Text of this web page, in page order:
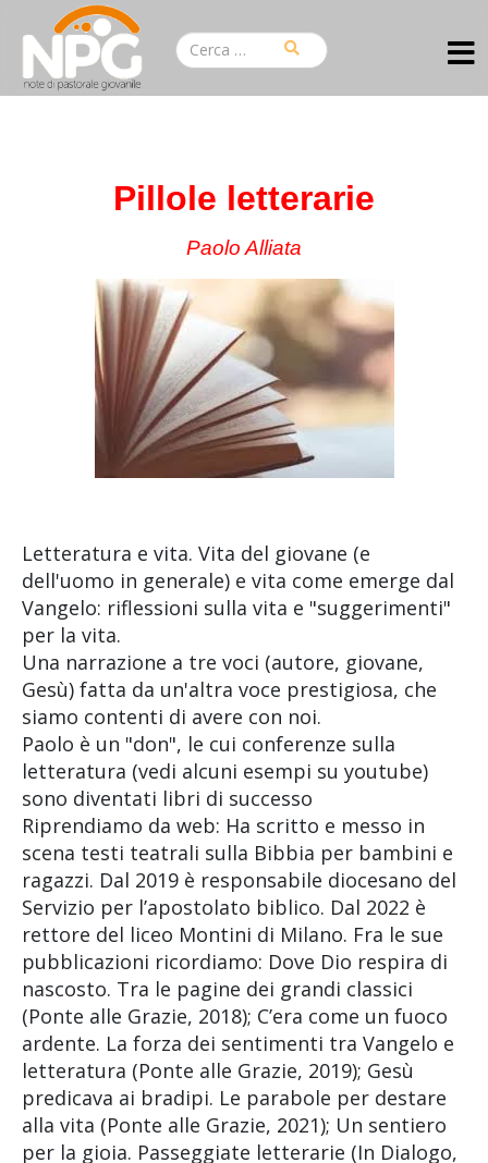
Pillole letterarie
Paolo Alliata
Letteratura e vita. Vita del giovane (e
dell'uomo in generale) e vita come emerge dal
Vangelo: riflessioni sulla vita e "suggerimenti"
per la vita.
Una narrazione a tre voci (autore, giovane,
Gesù) fatta da un'altra voce prestigiosa, che
siamo contenti di avere con noi.
Paolo è un "don", le cui conferenze sulla
letteratura (vedi alcuni esempi su youtube)
sono diventati libri di successo
Riprendiamo da web: Ha scritto e messo in
scena testi teatrali sulla Bibbia per bambini e
ragazzi. Dal 2019 è responsabile diocesano del
Servizio per l’apostolato biblico. Dal 2022 è
rettore del liceo Montini di Milano. Fra le sue
pubblicazioni ricordiamo: Dove Dio respira di
nascosto. Tra le pagine dei grandi classici
(Ponte alle Grazie, 2018); C’era come un fuoco
ardente. La forza dei sentimenti tra Vangelo e
letteratura (Ponte alle Grazie, 2019); Gesù
predicava ai bradipi. Le parabole per destare
alla vita (Ponte alle Grazie, 2021); Un sentiero
per la gioia. Passeggiate letterarie (In Dialogo,